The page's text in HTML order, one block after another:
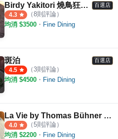
Birdy Yakitori 燒鳥狂想曲 百選店
4.3 （8則評論）
均消 $3500 ・ Fine Dining
斑泊 百選店
4.5 （3則評論）
均消 $4500 ・ Fine Dining
La Vie by Thomas Bühner 睿麗餐廳
4.0 （5則評論）
均消 $2200 ・ Fine Dining